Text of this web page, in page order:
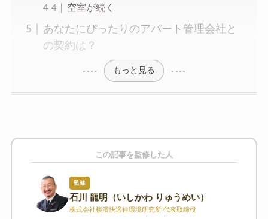
空室が続く
あなたにぴったりのアパート管理会社と
の契約は？
もっと見る
この記事を監修した人
監修
石川 龍明（いしかわ りゅうめい）
株式会社横濱快適住環境研究所 代表取締役